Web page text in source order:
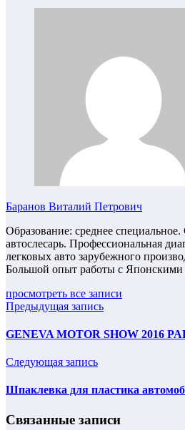
Баранов Виталий Петрович
Образование: среднее
автослесарь. Профессиональная
легковых авто зарубежного
Большой опыт работы с
просмотреть все записи
Предыдущая запись
GENEVA MOTOR SHOW 2016
Следующая запись
Шпаклевка для пластика
Связанные записи